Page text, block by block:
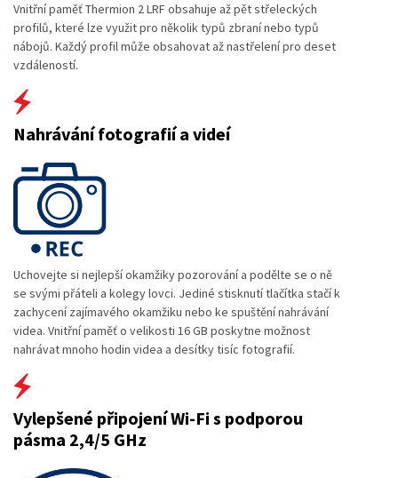
Vnitřní paměť Thermion 2 LRF obsahuje až pět střeleckých
profilů, které lze využit pro několik typů zbraní nebo typů
nábojů. Každý profil může obsahovat až nastřelení pro deset
vzdáleností.
Nahrávání fotografií a videí
Uchovejte si nejlepší okamžiky pozorování a podělte se o ně
se svými přáteli a kolegy lovci. Jediné stisknutí tlačítka stačí k
zachycení zajímavého okamžiku nebo ke spuštění nahrávání
videa. Vnitřní paměť o velikosti 16 GB poskytne možnost
nahrávat mnoho hodin videa a desítky tisíc fotografií.
Vylepšené připojení Wi-Fi s podporou
pásma 2,4/5 GHz